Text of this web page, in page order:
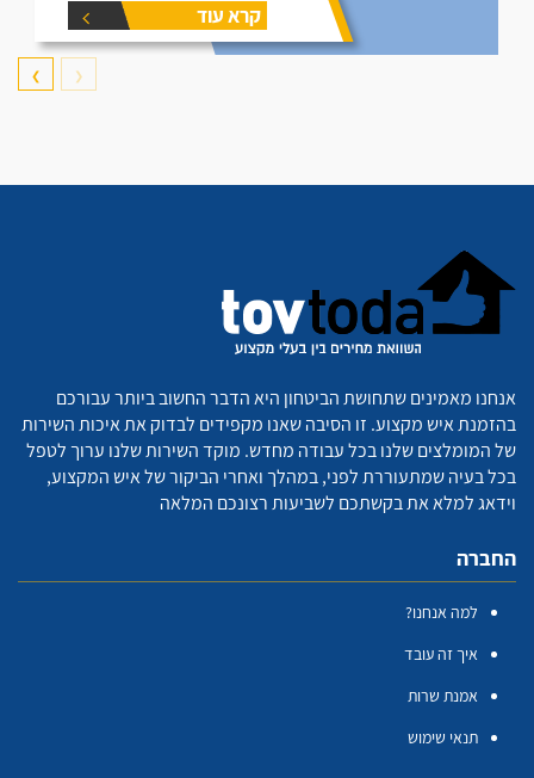
קרא עוד
❮
❯
אנחנו מאמינים שתחושת הביטחון היא הדבר החשוב ביותר עבורכם
בהזמנת איש מקצוע. זו הסיבה שאנו מקפידים לבדוק את איכות השירות
של המומלצים שלנו בכל עבודה מחדש. מוקד השירות שלנו ערוך לטפל
בכל בעיה שמתעוררת לפני, במהלך ואחרי הביקור של איש המקצוע,
וידאג למלא את בקשתכם לשביעות רצונכם המלאה
החברה
למה אנחנו?
איך זה עובד
אמנת שרות
תנאי שימוש